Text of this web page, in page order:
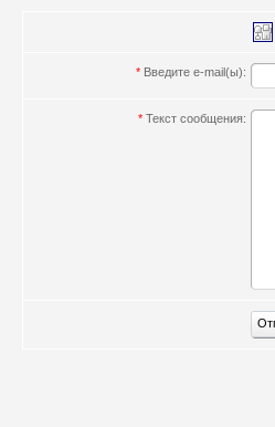
* Введите e-mail(ы):
* Текст сообщения: